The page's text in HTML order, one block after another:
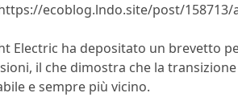
ecoblog.lndo.site/post/
Electric ha depositato un brevetto
il che dimostra che la
e sempre più vicino.